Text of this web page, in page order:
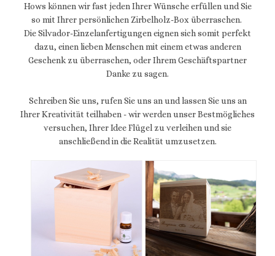
Hows können wir fast jeden Ihrer Wünsche erfüllen und Sie
so mit Ihrer persönlichen Zirbelholz-Box überraschen.
Die Silvador-Einzelanfertigungen eignen sich somit perfekt
dazu, einen lieben Menschen mit einem etwas anderen
Geschenk zu überraschen, oder Ihrem Geschäftspartner
Danke zu sagen.
Schreiben Sie uns, rufen Sie uns an und lassen Sie uns an
Ihrer Kreativität teilhaben - wir werden unser Bestmögliches
versuchen, Ihrer Idee Flügel zu verleihen und sie
anschließend in die Realität umzusetzen.